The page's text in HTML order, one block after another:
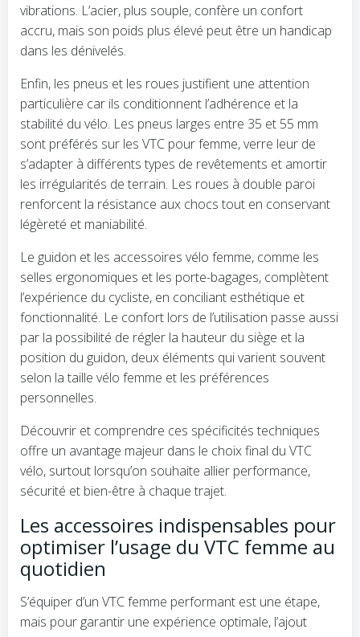
vibrations. L’acier, plus souple, confère un confort
accru, mais son poids plus élevé peut être un handicap
dans les dénivelés.
Enfin, les pneus et les roues justifient une attention
particulière car ils conditionnent l’adhérence et la
stabilité du vélo. Les pneus larges entre 35 et 55 mm
sont préférés sur les VTC pour femme, verre leur de
s’adapter à différents types de revêtements et amortir
les irrégularités de terrain. Les roues à double paroi
renforcent la résistance aux chocs tout en conservant
légèreté et maniabilité.
Le guidon et les accessoires vélo femme, comme les
selles ergonomiques et les porte-bagages, complètent
l’expérience du cycliste, en conciliant esthétique et
fonctionnalité. Le confort lors de l’utilisation passe aussi
par la possibilité de régler la hauteur du siège et la
position du guidon, deux éléments qui varient souvent
selon la taille vélo femme et les préférences
personnelles.
Découvrir et comprendre ces spécificités techniques
offre un avantage majeur dans le choix final du VTC
vélo, surtout lorsqu’on souhaite allier performance,
sécurité et bien-être à chaque trajet.
Les accessoires indispensables pour
optimiser l’usage du VTC femme au
quotidien
S’équiper d’un VTC femme performant est une étape,
mais pour garantir une expérience optimale, l’ajout